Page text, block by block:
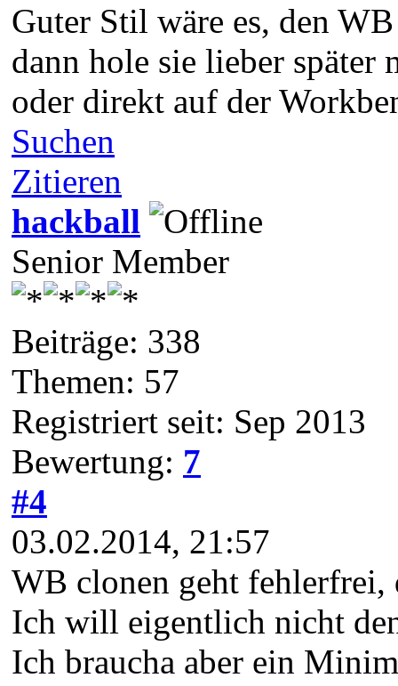
Guter Stil wäre es, den
dann hole sie lieber
oder direkt auf der
Suchen
Zitieren
hackball
Senior Member
Beiträge: 338
Themen: 57
Registriert seit: Sep 2013
Bewertung: 7
#4
03.02.2014, 21:57
WB clonen geht fehlerfrei,
Ich will eigentlich nicht
Ich braucha aber ein